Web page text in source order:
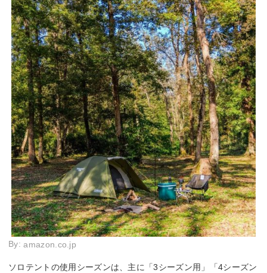
By:amazon.co.jp
ソロテントの使用シーズンは、主に「3シーズン用」「4シーズン